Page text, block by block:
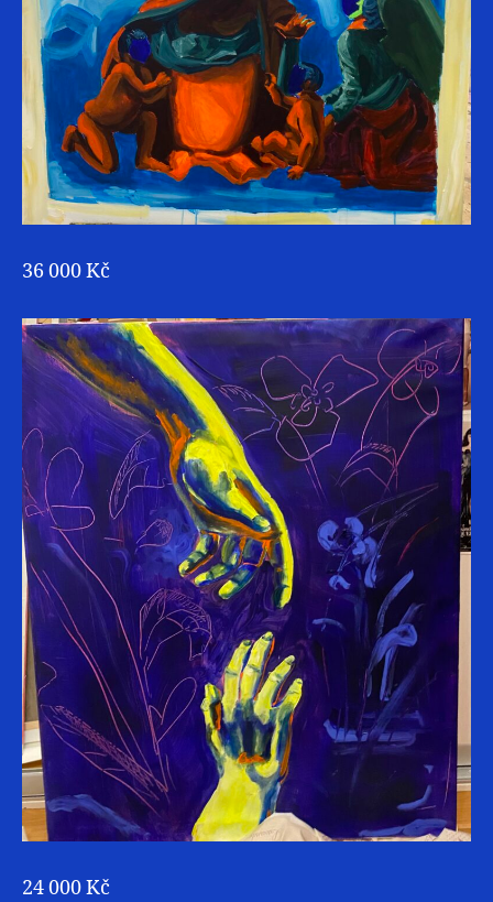
36 000 Kč
24 000 Kč